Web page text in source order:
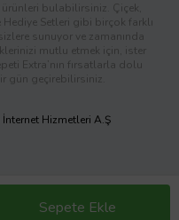
Sepete Ekle
bulabilirsiniz. Çiçek,
Setleri gibi birçok farklı
sunuyor ve zamanında
mutlu etmek için, ister
Extra’nın fırsatlarla dolu
gün geçirebilirsiniz.
Hizmetleri A.Ş